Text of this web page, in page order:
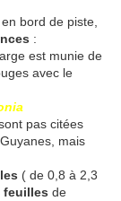
bord de piste,
:
est munie de
avec le
pas citées
mais
( de 0,8 à 2,3
feuilles de